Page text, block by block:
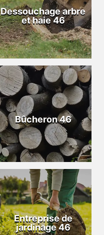
Dessouchage arbre
et haie 46
Bûcheron 46
Entreprise de
jardinage 46